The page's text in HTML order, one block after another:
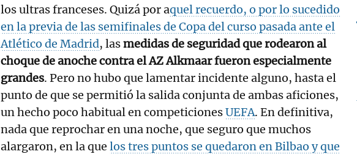
los ultras franceses. Quizá por aquel recuerdo, o por lo sucedido
en la previa de las semifinales de Copa del curso pasada ante el
Atlético de Madrid, lasmedidas de seguridad que rodearon al
choque de anoche contra el AZ Alkmaar fueron especialmente
grandes. Pero no hubo que lamentar incidente alguno, hasta el
punto de que se permitió la salida conjunta de ambas aficiones,
un hecho poco habitual en competicionesUEFA. En definitiva,
nada que reprochar en una noche, que seguro que muchos
alargaron, en la que los tres puntos se quedaron en Bilbao y que